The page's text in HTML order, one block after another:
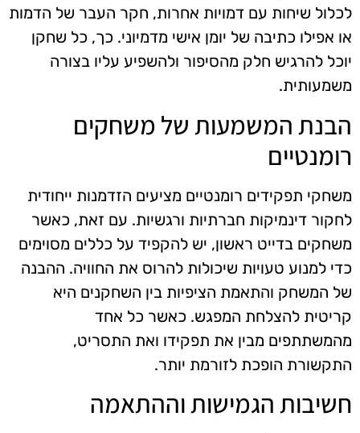
לכלול שיחות עם דמויות אחרות, חקר העבר של הדמות
או אפילו כתיבה של יומן אישי מדמיוני. כך, כל שחקן
יוכל להרגיש חלק מהסיפור ולהשפיע עליו בצורה
משמעותית.
הבנת המשמעות של משחקים
רומנטיים
משחקי תפקידים רומנטיים מציעים הזדמנות ייחודית
לחקור דינמיקות חברתיות ורגשיות. עם זאת, כאשר
משחקים בדייט ראשון, יש להקפיד על כללים מסוימים
כדי למנוע טעויות שיכולות להרוס את החוויה. ההבנה
של המשחק והתאמת הציפיות בין השחקנים היא
קריטית להצלחת המפגש. כאשר כל אחד
מהמשתתפים מבין את תפקידו ואת התסריט,
התקשורת הופכת לזורמת יותר.
חשיבות הגמישות וההתאמה